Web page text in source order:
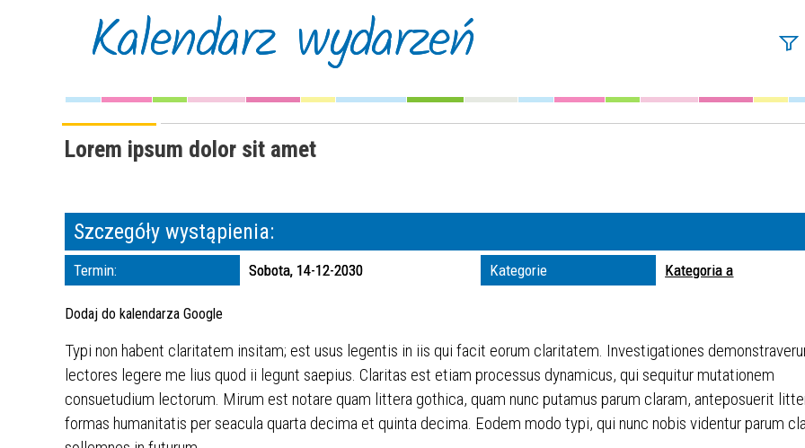
Kalendarz wydarzeń
Lorem ipsum dolor sit amet
Szczegóły wystąpienia:
Termin: Sobota, 14-12-2030 Kategorie Kategoria a
Dodaj do kalendarza Google
Typi non habent claritatem insitam; est usus legentis in iis qui facit eorum claritatem. Investigationes
lectores legere me lius quod ii legunt saepius. Claritas est etiam processus dynamicus, qui sequitur mutationem
consuetudium lectorum. Mirum est notare quam littera gothica, quam nunc putamus parum claram, anteposuerit
formas humanitatis per seacula quarta decima et quinta decima. Eodem modo typi, qui nunc nobis videntur parum